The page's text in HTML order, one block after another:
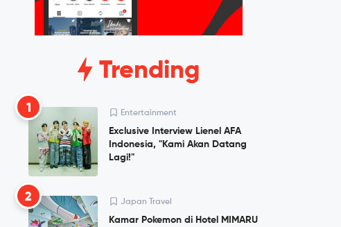
Trending
1 Entertainment
Exclusive Interview Lienel AFA
Indonesia, "Kami Akan Datang
Lagi!"
2 Japan Travel
Kamar Pokemon di Hotel MIMARU